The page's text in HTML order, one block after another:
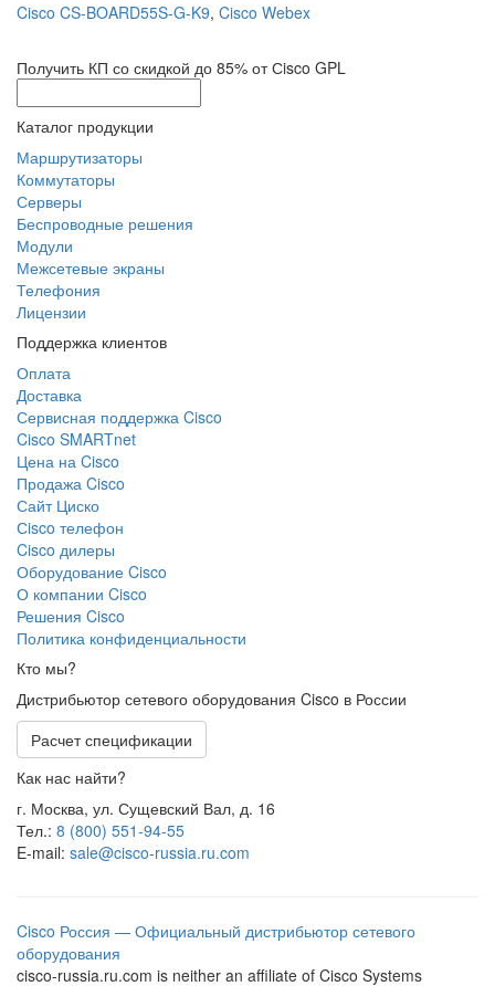
Cisco CS-BOARD55S-G-K9, Cisco Webex
Получить КП со скидкой до 85% от Сisco GPL
Каталог продукции
Маршрутизаторы
Коммутаторы
Серверы
Беспроводные решения
Модули
Межсетевые экраны
Телефония
Лицензии
Поддержка клиентов
Оплата
Доставка
Сервисная поддержка Cisco
Cisco SMARTnet
Цена на Cisco
Продажа Cisco
Сайт Циско
Сisco телефон
Cisco дилеры
Оборудование Cisco
О компании Cisco
Решения Cisco
Политика конфиденциальности
Кто мы?
Дистрибьютор сетевого оборудования Cisco в России
Расчет спецификации
Как нас найти?
г. Москва, ул. Сущевский Вал, д. 16
Тел.: 8 (800) 551-94-55
E-mail: sale@cisco-russia.ru.com
Cisco Россия — Официальный дистрибьютор сетевого
оборудования
cisco-russia.ru.com is neither an affiliate of Cisco Systems